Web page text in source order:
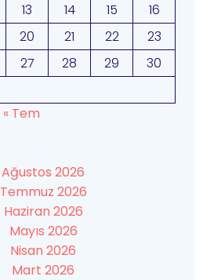
13 14 15
16
20 21 22
23
27 28 29
30
« Tem
Ağustos 2026
Temmuz 2026
Haziran 2026
Mayıs 2026
Nisan 2026
Mart 2026